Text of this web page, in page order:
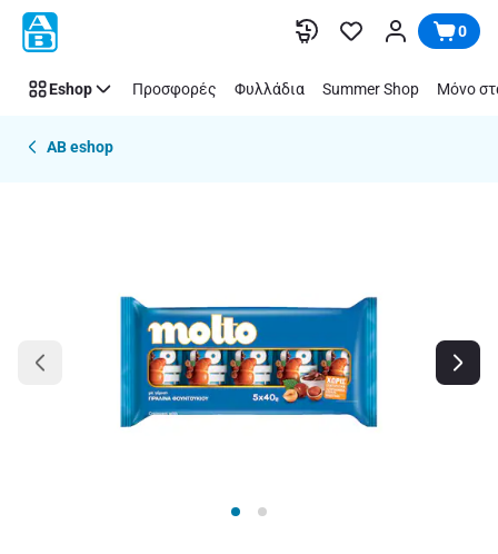
Παράλειψη 0
Eshop Προσφορές Φυλλάδια Summer Shop Μόνο
AB eshop